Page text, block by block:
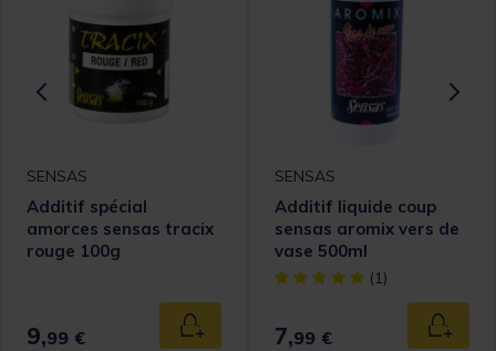
panier
SENSAS
Additif spécial
amorces sensas tracix
rouge 100g
9,99 € Ajouter au panier
SENSAS
Additif liquide coup
sensas aromix vers de
vase 500ml
[object Object] out of 5
(1)
7,99 €